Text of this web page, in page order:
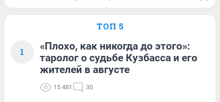
ТОП 5
1
«Плохо, как никогда до этого»:
таролог о судьбе Кузбасса и его
жителей в августе
15 481 30